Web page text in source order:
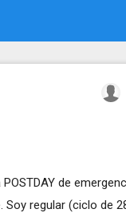
de
regular (ciclo de